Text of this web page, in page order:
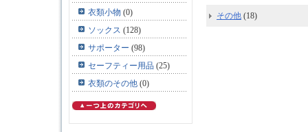
衣類小物 (0)
ソックス (128)
サポーター (98)
セーフティー用品 (25)
衣類のその他 (0)
その他 (18)